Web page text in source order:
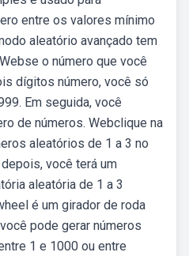
entre os valores mínimo
aleatório avançado tem
o número que você
dígitos número, você só
Em seguida, você
de números. Webclique na
aleatórios de 1 a 3 no
você terá um
aleatória de 1 a 3
é um girador de roda
pode gerar números
1 e 1000 ou entre